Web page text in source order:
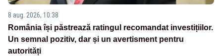
8 aug. 2026, 10:38
România își păstrează ratingul recomandat investițiilor.
Un semnal pozitiv, dar și un avertisment pentru
autorități